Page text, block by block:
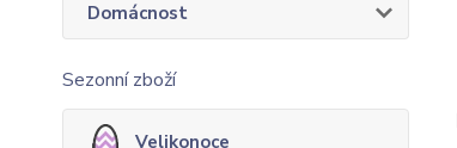
Domácnost
Sezonní zboží
Velikonoce